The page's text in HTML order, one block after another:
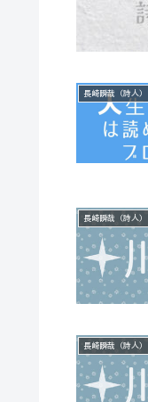
長崎瞬哉（詩人）
長崎瞬哉（詩人）
長崎瞬哉（詩人）